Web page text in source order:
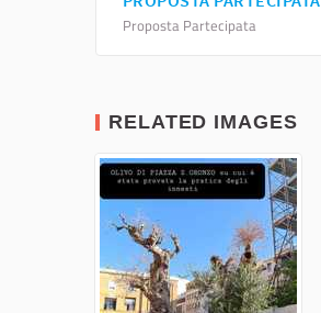
Proposta Partecipata
RELATED IMAGES